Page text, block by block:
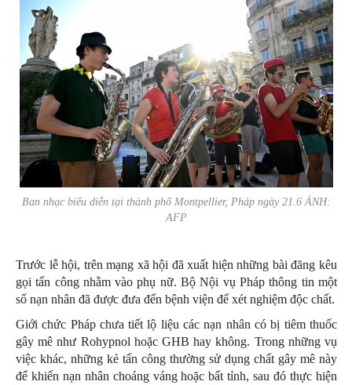
Ban nhạc biểu diễn tại thành phố Montpellier, Pháp ngày 21.6 ẢNH:
AFP
Trước lễ hội, trên mạng xã hội đã xuất hiện những bài đăng kêu
gọi tấn công nhằm vào phụ nữ. Bộ Nội vụ Pháp thông tin một
số nạn nhân đã được đưa đến bệnh viện để xét nghiệm độc chất.
Giới chức Pháp chưa tiết lộ liệu các nạn nhân có bị tiêm thuốc
gây mê như Rohypnol hoặc GHB hay không. Trong những vụ
việc khác, những kẻ tấn công thường sử dụng chất gây mê này
để khiến nạn nhân choáng váng hoặc bất tỉnh, sau đó thực hiện